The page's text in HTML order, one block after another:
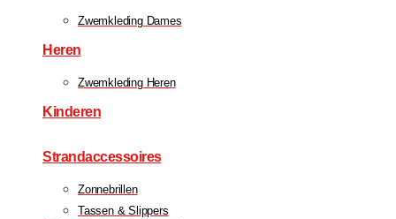
Zwemkleding Dames
Heren
Zwemkleding Heren
Kinderen
Strandaccessoires
Zonnebrillen
Tassen & Slippers